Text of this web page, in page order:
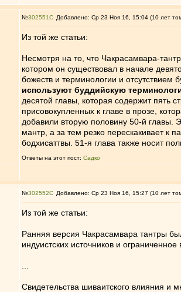
№302551 Добавлено: Ср 23 Ноя 16, 15:04 (10 лет
Из той же статьи:
Несмотря на то, что Чакрасамвара-
котором он существовал в начале
божеств и терминологии и отсутствием
используют буддийскую
десятой главы, которая содержит пять
присовокупленных к главе в прозе,
добавили вторую половину 50-й главы.
мантр, а за тем резко перескакивает к
бодхисаттвы. 51-я глава также носит
Ответы на этот пост: Садко
№302552 Добавлено: Ср 23 Ноя 16, 15:27 (10 лет
Из той же статьи:
Ранняя версия Чакрасамвара тантры
индуистских источников и
Свидетельства шиваитского влияния и